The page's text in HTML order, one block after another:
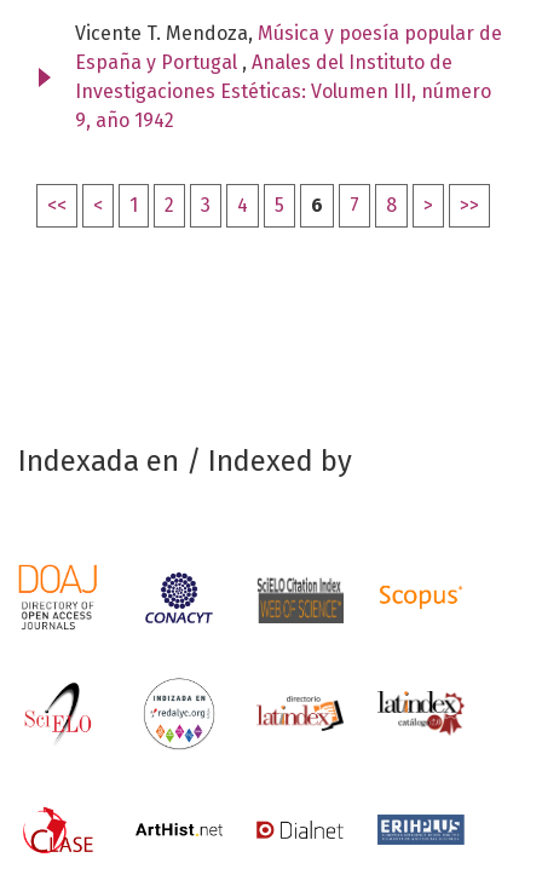
Vicente T. Mendoza, Música y poesía popular de
España y Portugal , Anales del Instituto de
Investigaciones Estéticas: Volumen III, número
9, año 1942
<< < 1 2 3 4 5 6 7 8 > >>
Indexada en / Indexed by